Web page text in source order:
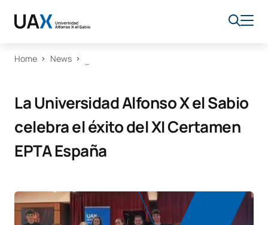
Home News
La Universidad Alfonso X el Sabio
celebra el éxito del XI Certamen
EPTA España